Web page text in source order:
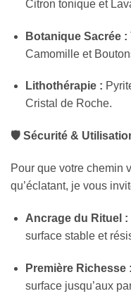
Citron tonique et
Botanique Sacrée :
Camomille et
Lithothérapie :
Cristal de Roche.
🛡️ Sécurité &
Pour que votre chemin
qu’éclatant, je vous
Ancrage du Rituel :
surface stable et
Première Richesse :
surface jusqu’aux